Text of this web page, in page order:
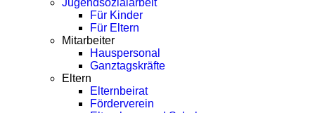
Jugendsozialarbeit
Für Kinder
Für Eltern
Mitarbeiter
Hauspersonal
Ganztagskräfte
Eltern
Elternbeirat
Förderverein